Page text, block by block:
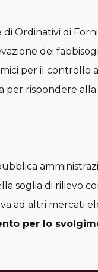
Ordinativi di
dei
per il controllo
rispondere
soglia di rilievo
ad altri mercati
per lo